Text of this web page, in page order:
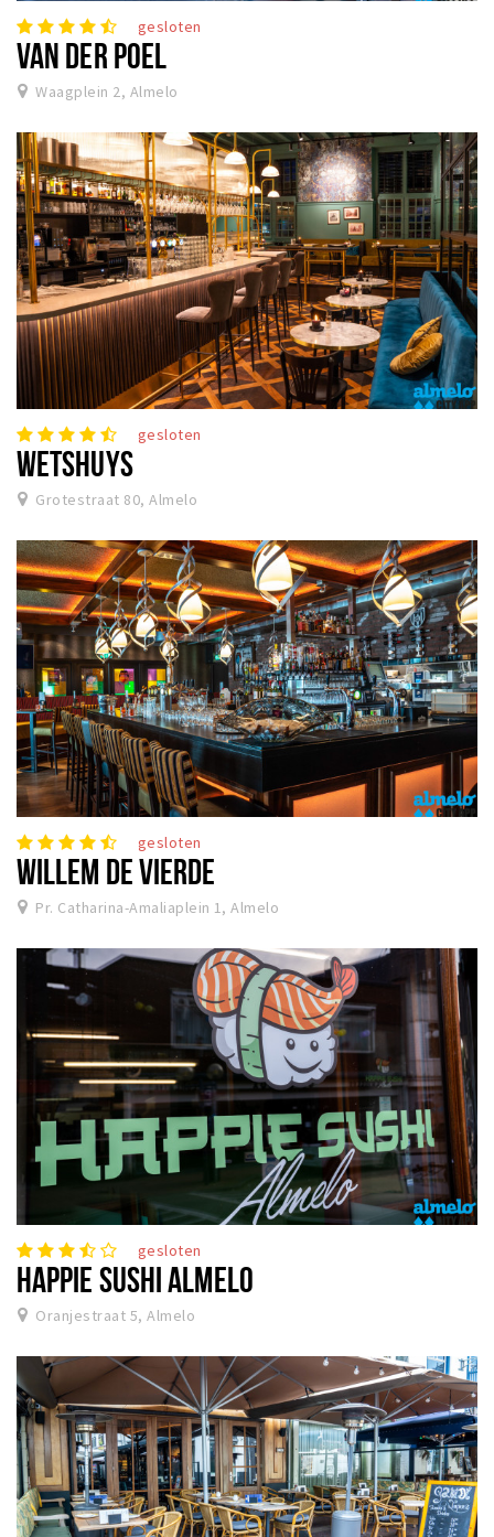
gesloten
VAN DER POEL
Waagplein 2, Almelo
gesloten
WETSHUYS
Grotestraat 80, Almelo
gesloten
WILLEM DE VIERDE
Pr. Catharina-Amaliaplein 1, Almelo
gesloten
HAPPIE SUSHI ALMELO
Oranjestraat 5, Almelo